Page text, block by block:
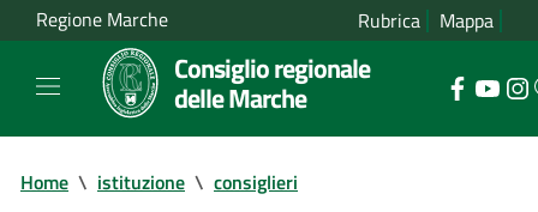
Regione Marche Rubrica Mappa
Consiglio regionale
delle Marche
Home \ istituzione \ consiglieri